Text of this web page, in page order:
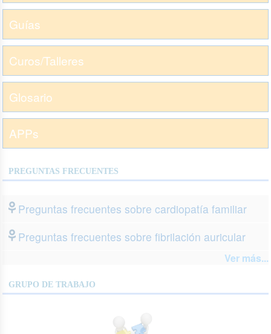
Guías
Curos/Talleres
Glosario
APPs
PREGUNTAS FRECUENTES
Preguntas frecuentes sobre cardiopatía familiar
Preguntas frecuentes sobre fibrilación auricular
Ver más...
GRUPO DE TRABAJO